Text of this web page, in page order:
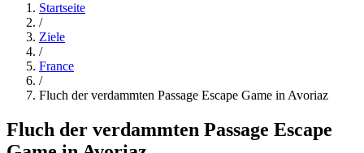
Startseite
/
Ziele
/
France
/
Fluch der verdammten Passage Escape Game in Avoriaz
Fluch der verdammten Passage Escape